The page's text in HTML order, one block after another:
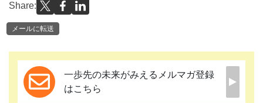
Share:
メールに転送
一歩先の未来がみえるメルマガ登録
はこちら